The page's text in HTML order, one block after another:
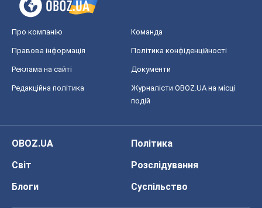
Про компанію Команда
Правова інформація Політика конфіденційності
Реклама на сайті Документи
Редакційна політика
Журналісти OBOZ.UA на місці
подій
OBOZ.UA
Політика
Світ
Розслідування
Блоги
Суспільство